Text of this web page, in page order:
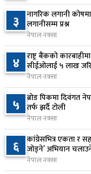
७
सिद्धबाबा सुरुङ
फागुनको
१ दिन अघि
८
निम्सदाइसहित
ल्याइयो
१ दिन अघि
९
सुनसरी र
दिने सरकारको
१ दिन अघि
१०
कृषि क्षेत्रलाई
नीति २०८३ जारी
३ नागरिक लगानी
लगानीसम्म प्रश्न
नेपाल नक्सा
४ राष्ट्र बैंकको
सीईओलाई ५ लाख
नेपाल नक्सा
५ ब्रोड पिकमा दिवंगत
तर्फ झर्दै टोली
नेपाल नक्सा
६ कांग्रेसभित्र एकता र
जोड्ने’ अभियान
नेपाल नक्सा